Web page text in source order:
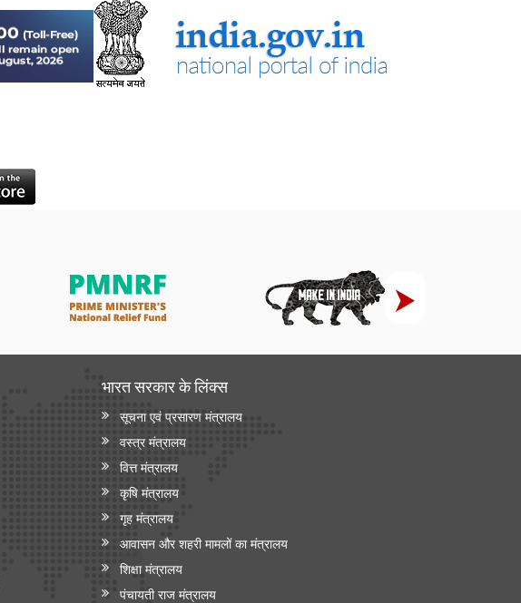
भारत सरकार के लिंक्‍स
सूचना एवं प्रसारण मंत्रालय
वस्त्र मंत्रालय
वित्त मंत्रालय
कृषि मंत्रालय
गृह मंत्रालय
आवासन और शहरी मामलों का मंत्रालय
शिक्षा मंत्रालय
पंचायती राज मंत्रालय